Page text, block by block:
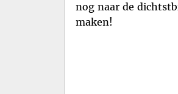
nog naar de
maken!